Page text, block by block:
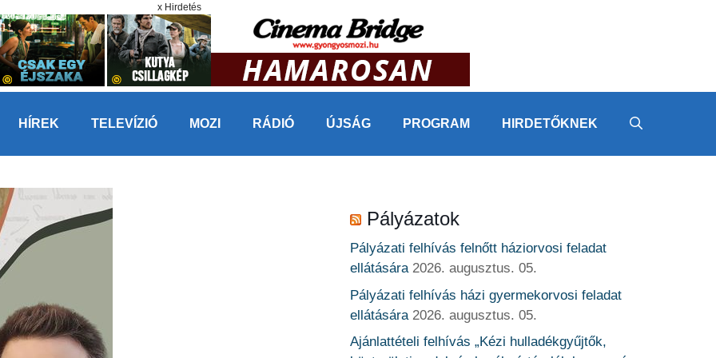
x Hirdetés
HÍREK TELEVÍZIÓ MOZI RÁDIÓ ÚJSÁG PROGRAM HIRDETŐKNEK
Pályázatok
Pályázati felhívás felnőtt háziorvosi feladat
ellátására 2026. augusztus. 05.
Pályázati felhívás házi gyermekorvosi feladat
ellátására 2026. augusztus. 05.
Ajánlattételi felhívás „Kézi hulladékgyűjtők,